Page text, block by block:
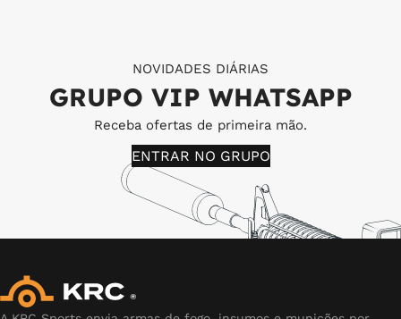
NOVIDADES DIÁRIAS
GRUPO VIP WHATSAPP
Receba ofertas de primeira mão.
ENTRAR NO GRUPO